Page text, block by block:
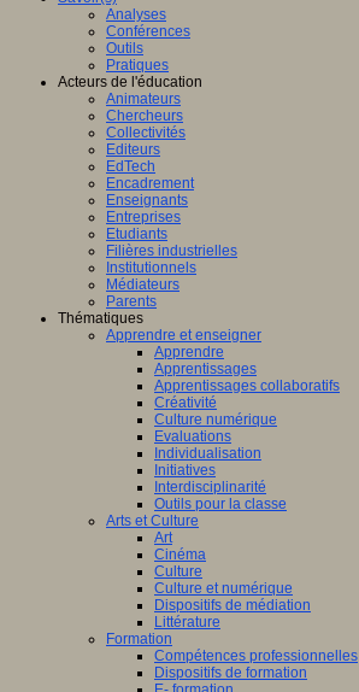
Analyses
Conférences
Outils
Pratiques
Acteurs de l'éducation
Animateurs
Chercheurs
Collectivités
Editeurs
EdTech
Encadrement
Enseignants
Entreprises
Etudiants
Filières industrielles
Institutionnels
Médiateurs
Parents
Thématiques
Apprendre et enseigner
Apprendre
Apprentissages
Apprentissages collaboratifs
Créativité
Culture numérique
Evaluations
Individualisation
Initiatives
Interdisciplinarité
Outils pour la classe
Arts et Culture
Art
Cinéma
Culture
Culture et numérique
Dispositifs de médiation
Littérature
Formation
Compétences professionnelles
Dispositifs de formation